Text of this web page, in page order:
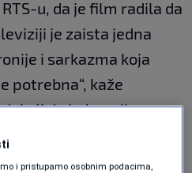
u, da je film radila da
je zaista jedna
i sarkazma koja
potrebna“, kaže
da je Jasmila
i pristupamo osobnim podacima,